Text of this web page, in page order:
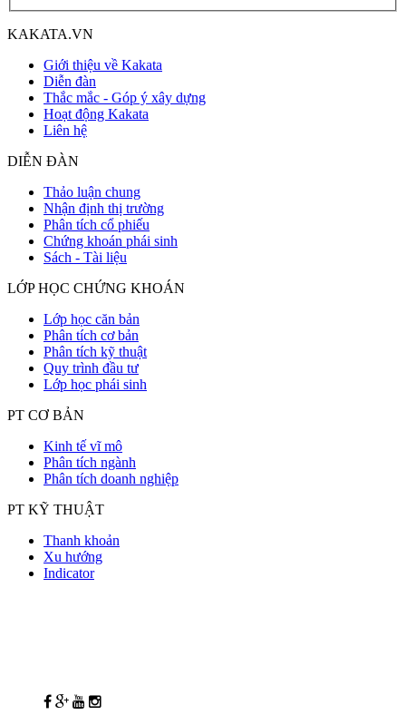
KAKATA.VN
Giới thiệu về Kakata
Diễn đàn
Thắc mắc - Góp ý xây dựng
Hoạt động Kakata
Liên hệ
DIỄN ĐÀN
Thảo luận chung
Nhận định thị trường
Phân tích cổ phiếu
Chứng khoán phái sinh
Sách - Tài liệu
LỚP HỌC CHỨNG KHOÁN
Lớp học căn bản
Phân tích cơ bản
Phân tích kỹ thuật
Quy trình đầu tư
Lớp học phái sinh
PT CƠ BẢN
Kinh tế vĩ mô
Phân tích ngành
Phân tích doanh nghiệp
PT KỸ THUẬT
Thanh khoản
Xu hướng
Indicator